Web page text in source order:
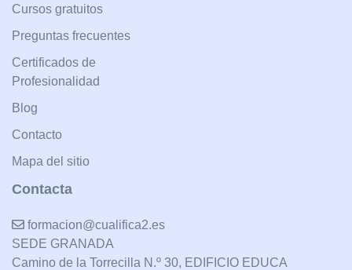
Cursos gratuitos
Preguntas frecuentes
Certificados de
Profesionalidad
Blog
Contacto
Mapa del sitio
Contacta
formacion@cualifica2.es
SEDE GRANADA
Camino de la Torrecilla N.º 30, EDIFICIO EDUCA